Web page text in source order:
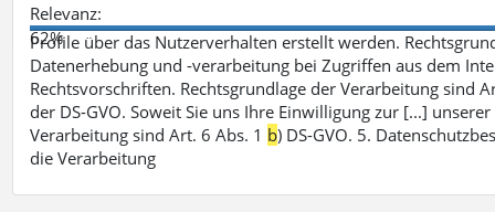
Relevanz:
62%
Profile über das Nutzerverhalten erstellt werden.
Datenerhebung und -verarbeitung bei Zugriffen aus dem
Rechtsvorschriften. Rechtsgrundlage der Verarbeitung sind
der DS-GVO. Soweit Sie uns Ihre Einwilligung zur [...]
Verarbeitung sind Art. 6 Abs. 1 b) DS-GVO. 5.
die Verarbeitung